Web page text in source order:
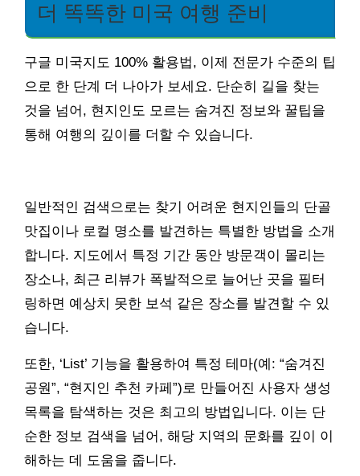
더 똑똑한 미국 여행 준비
구글 미국지도 100% 활용법, 이제 전문가 수준의 팁
으로 한 단계 더 나아가 보세요. 단순히 길을 찾는
것을 넘어, 현지인도 모르는 숨겨진 정보와 꿀팁을
통해 여행의 깊이를 더할 수 있습니다.
일반적인 검색으로는 찾기 어려운 현지인들의 단골
맛집이나 로컬 명소를 발견하는 특별한 방법을 소개
합니다. 지도에서 특정 기간 동안 방문객이 몰리는
장소나, 최근 리뷰가 폭발적으로 늘어난 곳을 필터
링하면 예상치 못한 보석 같은 장소를 발견할 수 있
습니다.
또한, ‘List’ 기능을 활용하여 특정 테마(예: “숨겨진
공원”, “현지인 추천 카페”)로 만들어진 사용자 생성
목록을 탐색하는 것은 최고의 방법입니다. 이는 단
순한 정보 검색을 넘어, 해당 지역의 문화를 깊이 이
해하는 데 도움을 줍니다.